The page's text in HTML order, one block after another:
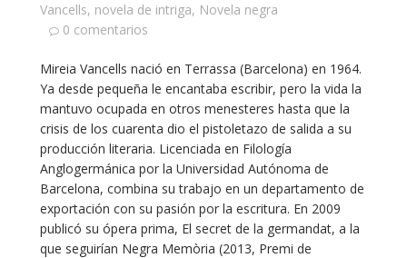
Vancells, novela de intriga, Novela negra
0 comentarios
Mireia Vancells nació en Terrassa (Barcelona) en 1964.
Ya desde pequeña le encantaba escribir, pero la vida la
mantuvo ocupada en otros menesteres hasta que la
crisis de los cuarenta dio el pistoletazo de salida a su
producción literaria. Licenciada en Filología
Anglogermánica por la Universidad Autónoma de
Barcelona, combina su trabajo en un departamento de
exportación con su pasión por la escritura. En 2009
publicó su ópera prima, El secret de la germandat, a la
que seguirían Negra Memòria (2013, Premi de